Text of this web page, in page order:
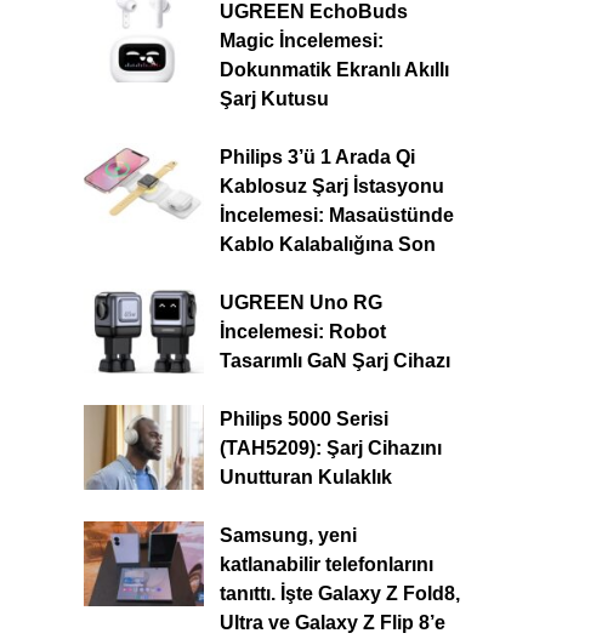
UGREEN EchoBuds
Magic İncelemesi:
Dokunmatik Ekranlı Akıllı
Şarj Kutusu
Philips 3’ü 1 Arada Qi
Kablosuz Şarj İstasyonu
İncelemesi: Masaüstünde
Kablo Kalabalığına Son
UGREEN Uno RG
İncelemesi: Robot
Tasarımlı GaN Şarj Cihazı
Philips 5000 Serisi
(TAH5209): Şarj Cihazını
Unutturan Kulaklık
Samsung, yeni
katlanabilir telefonlarını
tanıttı. İşte Galaxy Z Fold8,
Ultra ve Galaxy Z Flip 8’e